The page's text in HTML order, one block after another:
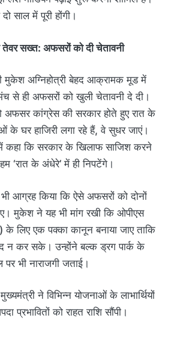
साल में पूरी होंगी।
सख्त: अफसरों को दी चेतावनी
मुकेश अग्निहोत्री बेहद आक्रामक मूड में
से ही अफसरों को खुली चेतावनी दे दी।
कांग्रेस की सरकार होते हुए रात के
के घर हाजिरी लगा रहे हैं, वे सुधर जाएं।
कहा कि सरकार के खिलाफ साजिश करने
‘रात के अंधेरे’ में ही निपटेंगे।
आग्रह किया कि ऐसे अफसरों को दोनों
मुकेश ने यह भी मांग रखी कि ओपीएस
के लिए एक पक्का कानून बनाया जाए ताकि
न कर सके। उन्होंने बल्क ड्रग पार्क के
भी नाराजगी जताई।
ने विभिन्न योजनाओं के लाभार्थियों
प्रभावितों को राहत राशि सौंपी।